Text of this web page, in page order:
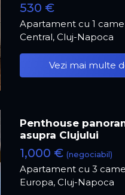
530 €
Apartament cu 1
Central, Cluj-Napoca
Vezi mai multe
Penthouse
asupra Clujului
1,000 € (negociabil)
Apartament cu 3
Europa, Cluj-Napoca